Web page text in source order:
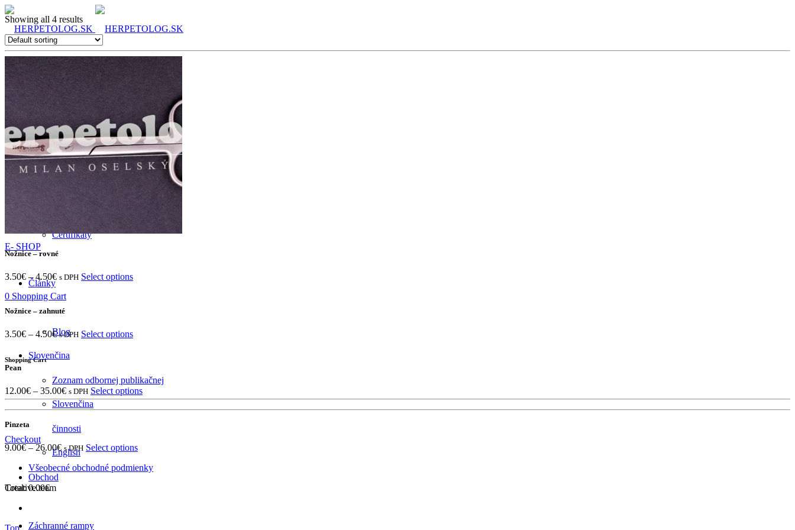
O mne
Služby
Certifikáty
Články
Blog
Zoznam odbornej publikačnej
činnosti
Obchod
Záchranné rampy
E- SHOP
0 Shopping Cart
Shopping Cart
Checkout
Total:0.00€
Slovenčina
Slovenčina
English
Showing all 4 results
Nožnice – rovné
3.50€ –4.50€ s DPH Select options
Nožnice – zahnuté
3.50€ – 4.50€ s DPH Select options
Pean
12.00€ – 35.00€ s DPH Select options
Pinzeta
9.00€ – 26.00€ s DPH Select options
Všeobecné obchodné podmienky
Creative.team